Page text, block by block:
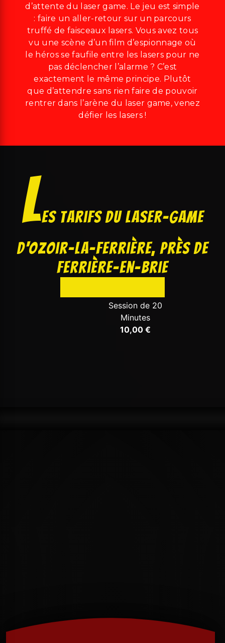
d’attente du laser game. Le jeu est simple
: faire un aller-retour sur un parcours
truffé de faisceaux lasers. Vous avez tous
vu une scène d’un film d’espionnage où
le héros se faufile entre les lasers pour ne
pas déclencher l’alarme ? C’est
exactement le même principe. Plutôt
que d’attendre sans rien faire de pouvoir
rentrer dans l’arène du laser game, venez
défier les lasers !
Les tarifs du laser-game
d'Ozoir-la-Ferrière, près de
Ferrière-en-Brie
Session de 20
Minutes
10,00 €